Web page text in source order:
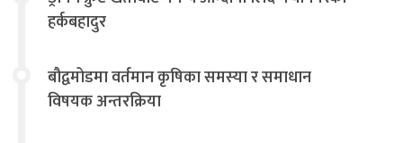
हर्कबहादुर
बौद्वमोडमा वर्तमान कृषिका समस्या र समाधान
विषयक अन्तरक्रिया